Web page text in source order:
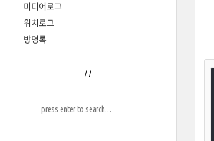
미디어로그
위치로그
방명록
/ /